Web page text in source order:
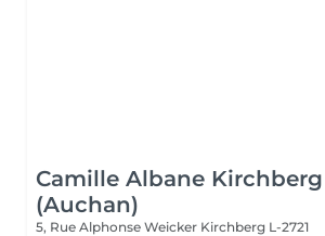
Camille Albane Kirchberg
(Auchan)
5, Rue Alphonse Weicker Kirchberg L-2721